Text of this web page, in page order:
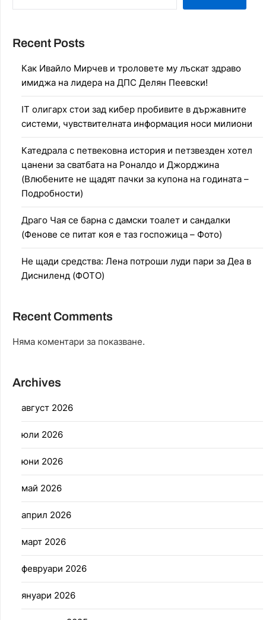
Recent Posts
Как Ивайло Мирчев и троловете му лъскат здраво
имиджа на лидера на ДПС Делян Пеевски!
IT олигарх стои зад кибер пробивите в държавните
системи, чувствителната информация носи милиони
Катедрала с петвековна история и петзвезден хотел
цанени за сватбата на Роналдо и Джорджина
(Влюбените не щадят пачки за купона на годината –
Подробности)
Драго Чая се барна с дамски тоалет и сандалки
(Фенове се питат коя е таз госпожица – Фото)
Не щади средства: Лена потроши луди пари за Деа в
Дисниленд (ФОТО)
Recent Comments
Няма коментари за показване.
Archives
август 2026
юли 2026
юни 2026
май 2026
април 2026
март 2026
февруари 2026
януари 2026